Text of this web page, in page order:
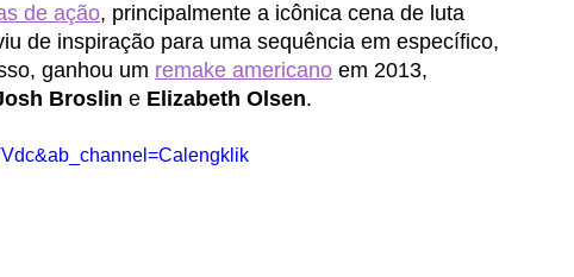
de ação, principalmente a icônica cena de luta
de inspiração para uma sequência em específico,
ganhou um remake americano em 2013,
Broslin e Elizabeth Olsen.